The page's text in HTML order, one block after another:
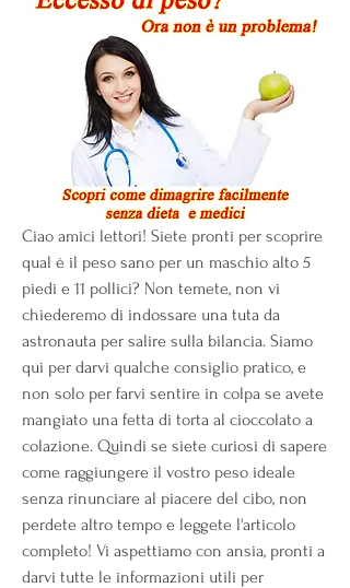
Ciao amici lettori! Siete pronti per scoprire
qual è il peso sano per un maschio alto 5
piedi e 11 pollici? Non temete, non vi
chiederemo di indossare una tuta da
astronauta per salire sulla bilancia. Siamo
qui per darvi qualche consiglio pratico, e
non solo per farvi sentire in colpa se avete
mangiato una fetta di torta al cioccolato a
colazione. Quindi se siete curiosi di sapere
come raggiungere il vostro peso ideale
senza rinunciare al piacere del cibo, non
perdete altro tempo e leggete l'articolo
completo! Vi aspettiamo con ansia, pronti a
darvi tutte le informazioni utili per